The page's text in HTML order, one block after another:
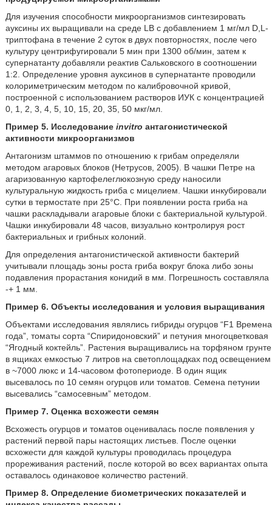
Для изучения способности микроорганизмов синтезировать
ауксины их выращивали на среде LB с добавлением 1 мг/мл D,L-
триптофана в течение 2 суток в двух повторностях, после чего
культуру центрифугировали 5 мин при 1300 об/мин, затем к
супернатанту добавляли реактив Сальковского в соотношении
1:2. Определение уровня ауксинов в супернатанте проводили
колориметрическим методом по калибровочной кривой,
построенной с использованием растворов ИУК с концентрацией
0, 1, 2, 3, 4, 5, 10, 15, 20, 35, 50 мкг/мл.
Пример 5. Исследование invitro антагонистической
активности микроорганизмов
Антагонизм штаммов по отношению к грибам определяли
методом агаровых блоков (Нетрусов, 2005). В чашки Петре на
агаризованную картофелеглюкозную среду наносили
культуральную жидкость гриба с мицелием. Чашки инкубировали
сутки в термостате при 25°С. При появлении роста гриба на
чашки раскладывали агаровые блоки с бактериальной культурой.
Чашки инкубировали 48 часов, визуально контролируя рост
бактериальных и грибных колоний.
Для определения антагонистической активности бактерий
учитывали площадь зоны роста гриба вокруг блока либо зоны
подавления прорастания конидий в мм. Погрешность составляла
-+ 1 мм.
Пример 6. Объекты исследования и условия выращивания
Объектами исследования являлись гибриды огурцов “F1 Времена
года”, томаты сорта “Спиридоновский” и петуния многоцветковая
“Ягодный коктейль”. Растения выращивались на торфяном грунте
в ящиках емкостью 7 литров на светоплощадках под освещением
в ~7000 люкс и 14-часовом фотопериоде. В один ящик
высевалось по 10 семян огурцов или томатов. Семена петунии
высевались “самосевным” методом.
Пример 7. Оценка всхожести семян
Всхожесть огурцов и томатов оценивалась после появления у
растений первой пары настоящих листьев. После оценки
всхожести для каждой культуры проводилась процедура
прореживания растений, после которой во всех вариантах опыта
оставалось одинаковое количество растений.
Пример 8. Определение биометрических показателей и